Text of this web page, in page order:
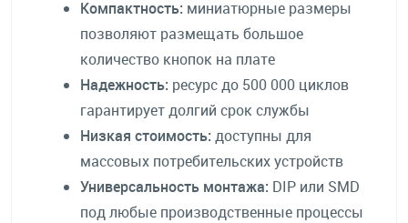
Компактность: миниатюрные размеры
позволяют размещать большое
количество кнопок на плате
Надежность: ресурс до 500 000 циклов
гарантирует долгий срок службы
Низкая стоимость: доступны для
массовых потребительских устройств
Универсальность монтажа: DIP или SMD
под любые производственные процессы